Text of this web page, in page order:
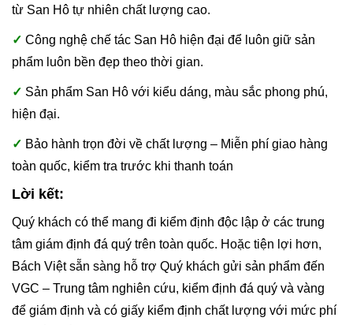
từ San Hô tự nhiên chất lượng cao.
✓ Công nghệ chế tác San Hô hiện đại để luôn giữ sản
phẩm luôn bền đẹp theo thời gian.
✓ Sản phẩm San Hô với kiểu dáng, màu sắc phong phú,
hiện đại.
✓ Bảo hành trọn đời về chất lượng – Miễn phí giao hàng
toàn quốc, kiểm tra trước khi thanh toán
Lời kết:
Quý khách có thể mang đi kiểm định độc lập ở các trung
tâm giám định đá quý trên toàn quốc. Hoặc tiện lợi hơn,
Bách Việt sẵn sàng hỗ trợ Quý khách gửi sản phẩm đến
VGC – Trung tâm nghiên cứu, kiểm định đá quý và vàng
để giám định và có giấy kiểm định chất lượng với mức phí